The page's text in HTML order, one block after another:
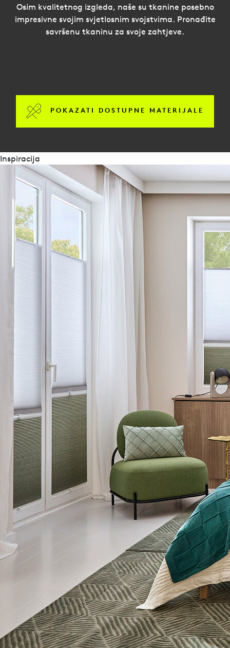
Osim kvalitetnog izgleda, naše su tkanine posebno
impresivne svojim svjetlosnim svojstvima. Pronađite
savršenu tkaninu za svoje zahtjeve.
POKAZATI DOSTUPNE MATERIJALE
Inspiracija
brošure
Duette-Impressionen
Sonnenschutz nach Maß
Ovo su LEHA koristi
5 godina garancije
Proizvodnja po mjeri u Austriji
Profesionalni savjeti od strane nasih kompetentnih
Imate li jos pitanja?
Vi ste Arhitekt, Inzinjer objekata ili specijalist za planove i
imate aktuelan projekat? Rado se mozete posavjetovati sa
nasim zaposlenicima.
+43 7272 5661 - 520
Kontaktirajte nas
LEHA GmbH
Aumühle 38
4075 Breitenaich
Austria
+43 72725661 – 0
info@leha.at
Pronađite trgovca
Privatnost
Whistleblower
Impresum
Pronađite trgovca
Kontakt
Privatnost